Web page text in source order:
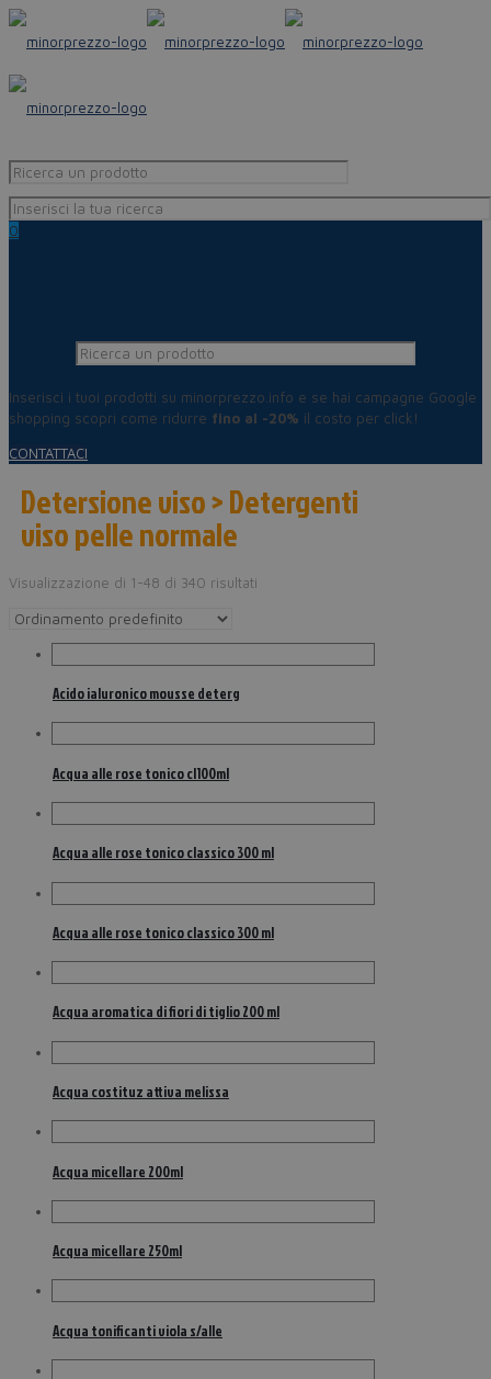
0
Inserisci i tuoi prodotti su minorprezzo.info e se hai campagne Google
shopping scopri come ridurre fino al -20% il costo per click!
CONTATTACI
Detersione viso > Detergenti
viso pelle normale
Visualizzazione di 1-48 di 340 risultati
Acido ialuronico mousse deterg
Acqua alle rose tonico cl100ml
Acqua alle rose tonico classico 300 ml
Acqua alle rose tonico classico 300 ml
Acqua aromatica di fiori di tiglio 200 ml
Acqua costituz attiva melissa
Acqua micellare 200ml
Acqua micellare 250ml
Acqua tonificanti viola s/alle